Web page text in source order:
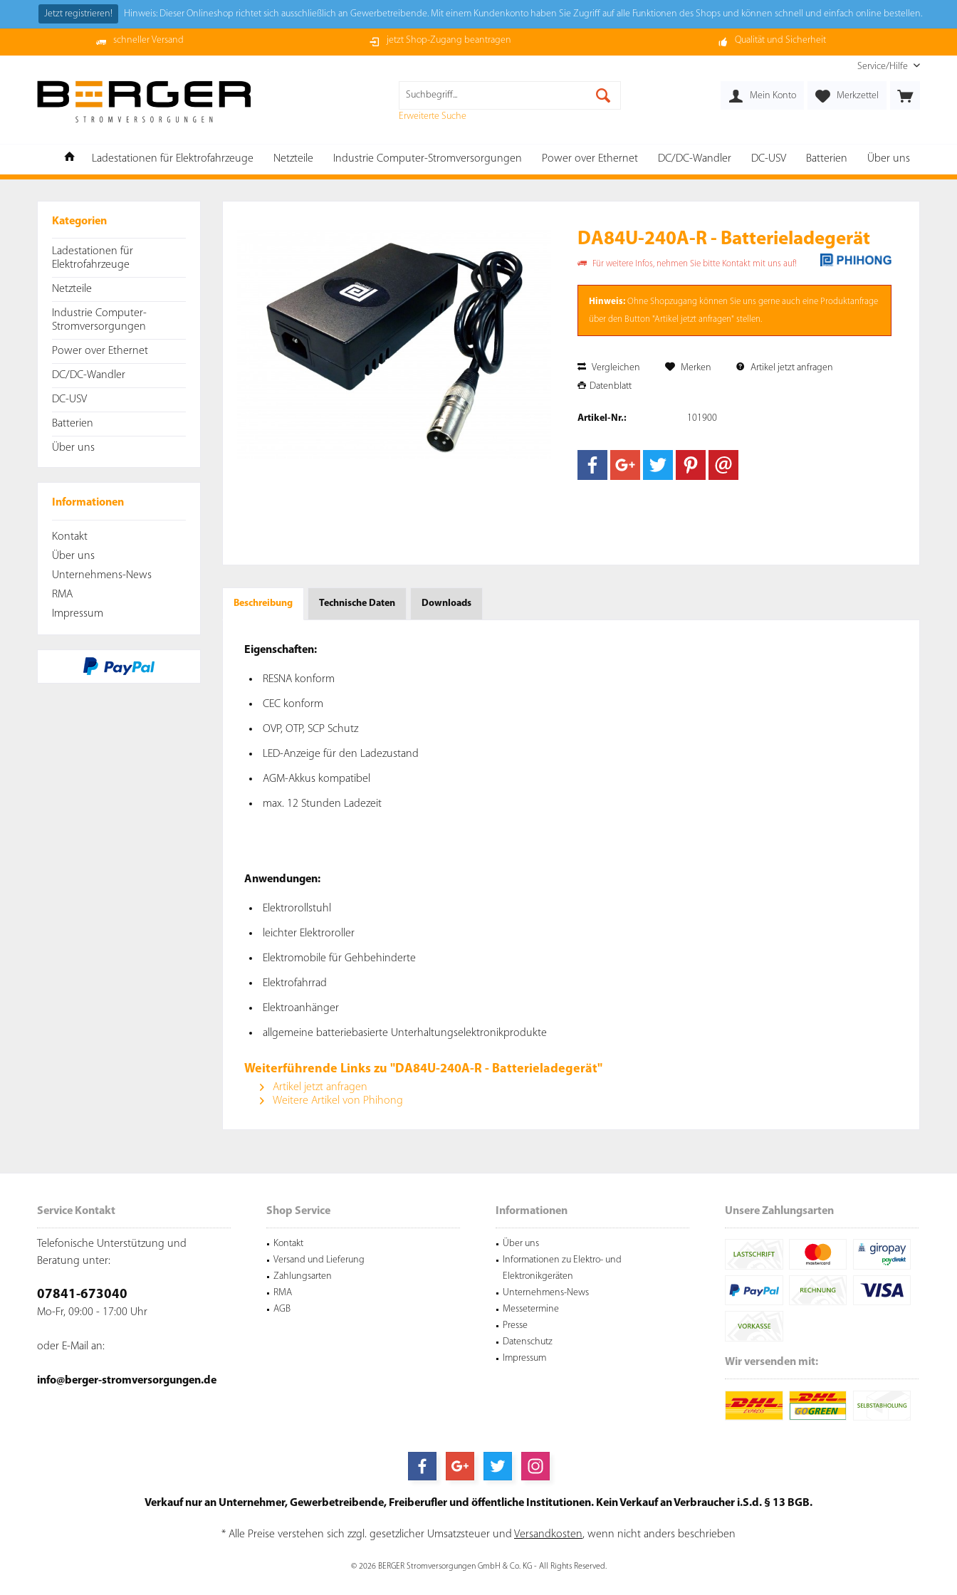
Jetzt registrieren! Hinweis: Dieser Onlineshop richtet sich ausschließlich an Gewerbetreibende. Mit einem Kundenkonto haben Sie Zugriff auf alle Funktionen des Shops und können schnell und einfach online bestellen.
schneller Versand jetzt Shop-Zugang beantragen Qualität und Sicherheit
Service/Hilfe
Erweiterte Suche
Merkzettel
Mein Konto
Ladestationen für Elektrofahrzeuge Netzteile Industrie Computer-Stromversorgungen Power over Ethernet DC/DC-Wandler DC-USV Batterien Über uns
Kategorien
Ladestationen für
Elektrofahrzeuge
Netzteile
Industrie Computer-
Stromversorgungen
Power over Ethernet
DC/DC-Wandler
DC-USV
Batterien
Über uns
Informationen
Kontakt
Über uns
Unternehmens-News
RMA
Impressum
DA84U-240A-R - Batterieladegerät
Für weitere Infos, nehmen Sie bitte Kontakt mit uns auf!
Hinweis: OhneShopzugang können Sie uns gerne auch eine Produktanfrage
über den Button "Artikel jetzt anfragen" stellen.
Vergleichen Merken
Artikel jetzt anfragen
Datenblatt
Artikel-Nr.: 101900
Beschreibung Technische Daten Downloads
Eigenschaften:
RESNA konform
CEC konform
OVP, OTP, SCP Schutz
LED-Anzeige für den Ladezustand
AGM-Akkus kompatibel
max. 12 Stunden Ladezeit
Anwendungen:
Elektrorollstuhl
leichter Elektroroller
Elektromobile für Gehbehinderte
Elektrofahrrad
Elektroanhänger
allgemeine batteriebasierte Unterhaltungselektronikprodukte
Weiterführende Links zu "DA84U-240A-R - Batterieladegerät"
Artikel jetzt anfragen
Weitere Artikel von Phihong
Service Kontakt
Telefonische Unterstützung und
Beratung unter:
07841-673040
Mo-Fr, 09:00 - 17:00 Uhr
oder E-Mail an:
info@berger-stromversorgungen.de
Shop Service
Kontakt
Versand und Lieferung
Zahlungsarten
RMA
AGB
Informationen
Über uns
Informationen zu Elektro- und
Elektronikgeräten
Unternehmens-News
Messetermine
Presse
Datenschutz
Impressum
Unsere Zahlungsarten
Wir versenden mit:
Verkauf nur an Unternehmer, Gewerbetreibende, Freiberufler und öffentliche Institutionen. Kein Verkauf an Verbraucher i.S.d. § 13 BGB.
* Alle Preise verstehen sich zzgl. gesetzlicher Umsatzsteuer und Versandkosten, wenn nicht anders beschrieben
© 2026 BERGER Stromversorgungen GmbH & Co. KG - All Rights Reserved.